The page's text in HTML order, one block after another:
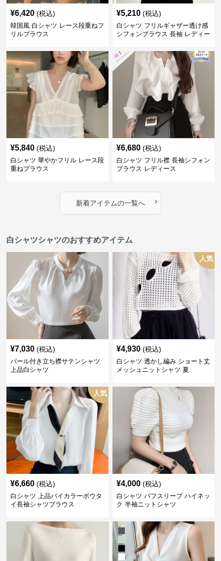
¥6,420 (税込)
韓国風 白シャツ レース段重ねフ
リルブラウス
¥5,210 (税込)
白シャツ フリルギャザー透け感
シフォンブラウス 長袖 レディー
¥5,840 (税込)
白シャツ 華やかフリル レース段
重ねブラウス
¥6,680 (税込)
白シャツ フリル襟 長袖シフォン
ブラウス レディース
新着アイテムの一覧へ ›
白シャツシャツのおすすめアイテム
¥7,030 (税込)
パール付き立ち襟サテンシャツ
上品白シャツ
人気
¥4,930 (税込)
白シャツ 透かし編み ショート丈
メッシュニットシャツ 夏
人気
¥6,660 (税込)
白シャツ 上品バイカラーボウタ
イ長袖シャツブラウス
¥4,000 (税込)
白シャツ パフスリーブ ハイネッ
ク 半袖ニットシャツ